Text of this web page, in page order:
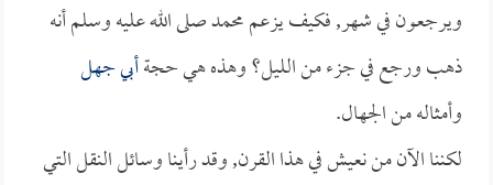
ويرجعون في شهر, فكيف يزعم محمد صلى الله عليه وسلم أنه
ذهب ورجع في جزء من الليل؟ وهذه هي حجةأبي جهل
وأمثاله من الجهال.
لكننا الآن من نعيش في هذا القرن, وقد رأينا وسائل النقل التي